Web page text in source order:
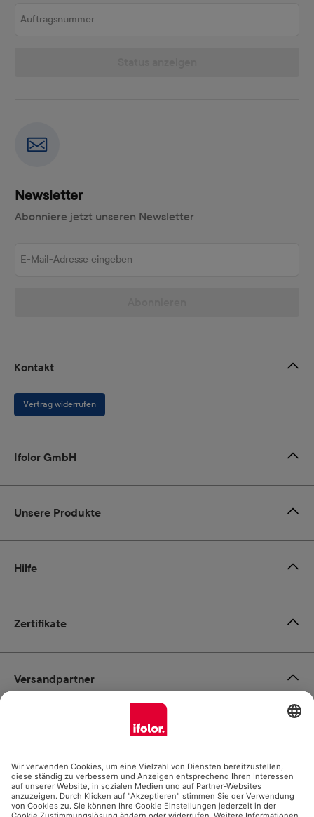
Newsletter
Abonniere jetzt unseren Newsletter
Zertifikate
Kontakt
Vertrag widerrufen
Ifolor GmbH
Unsere Produkte
Hilfe
Zahlungsmöglichkeiten
Social Media
Versandpartner